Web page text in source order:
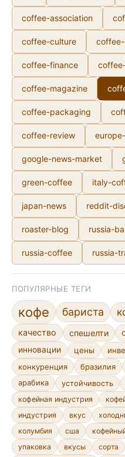
coffee-association
coffee-culture
coffee-finance
coffee-magazine
coffee-packaging
coffee-review
google-news-market
green-coffee italy-
japan-news reddit-
roaster-blog russia-
russia-coffee russia-
ПОПУЛЯРНЫЕ ТЕГИ
кофе бариста
качество спешелти
инновации
цены
конкуренция
бразилия
арабика
устойчивость
кофейная индустрия
индустрия
вкус
колумбия
сша
упаковка
вкусы сорта